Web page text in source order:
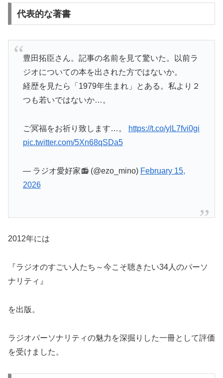
代表的な著書
豊田拓臣さん。記事の名前を見て驚いた。以前ラ
ジオについての本を出された方ではないか。
経歴を見たら「1979年生まれ」とある。私より２
つも若いではないか…。
ご冥福をお祈り致します…。
https://t.co/ylL7fvi0gi
pic.twitter.com/5Xn68qSDa5
— ラジオ愛好家📻️ (@ezo_mino) February 15,
2026
2012年には
『ラジオのすごい人たち～今こそ聴きたい34人のパーソ
ナリティ』
を出版。
ラジオパーソナリティの魅力を深掘りした一冊として評価
を受けました。